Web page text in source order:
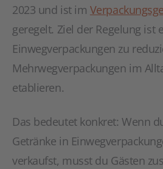
2023 und ist im
geregelt. Ziel der Regelung ist
Einwegverpackungen zu
Mehrwegverpackungen im
etablieren.
Das bedeutet konkret: Wenn
Getränke in
verkaufst, musst du Gästen